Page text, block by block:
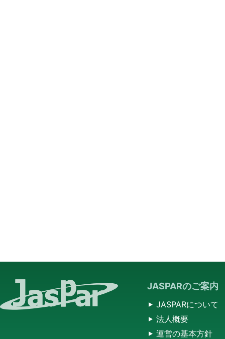
JASPARのご案内
JASPARについて
法人概要
運営の基本方針